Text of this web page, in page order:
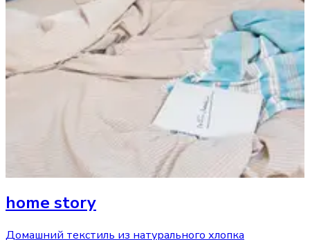
home story
Домашний текстиль из натурального хлопка